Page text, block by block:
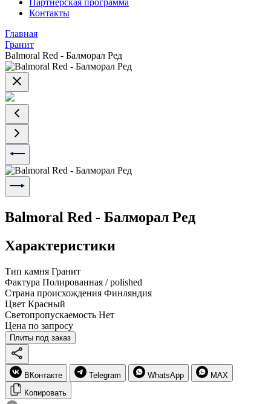
Партнерская программа
Контакты
Главная
Гранит
Balmoral Red - Балморал Ред
Balmoral Red - Балморал Ред
Характеристики
Тип камня Гранит
Фактура Полированная / polished
Страна происхождения Финляндия
Цвет Красный
Светопропускаемость Нет
Цена по запросу
Плиты под заказ
ВКонтакте Telegram WhatsApp
MAX
Копировать